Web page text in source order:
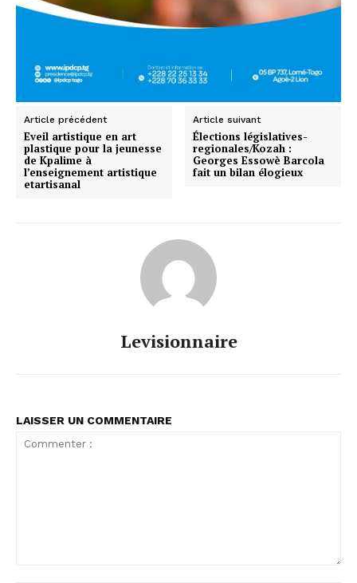
Article précédent
Eveil artistique en art
plastique pour la jeunesse
de Kpalime à
l’enseignement artistique
etartisanal
Article suivant
Élections législatives-
regionales/Kozah :
Georges Essowè Barcola
fait un bilan élogieux
Levisionnaire
LAISSER UN COMMENTAIRE